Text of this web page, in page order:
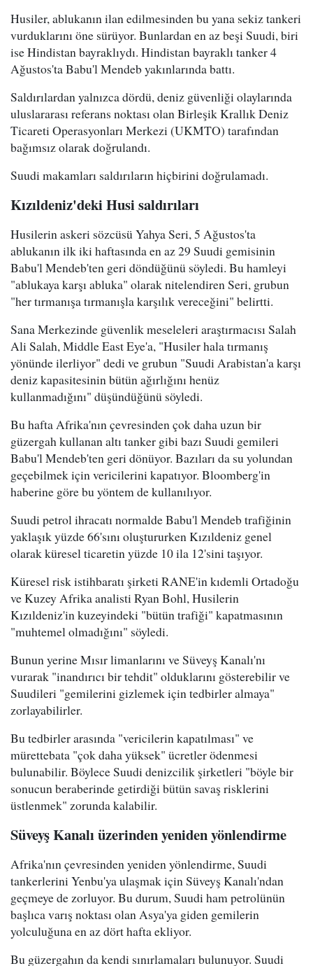
Husiler, ablukanın ilan edilmesinden bu yana sekiz tankeri
vurduklarını öne sürüyor. Bunlardan en az beşi Suudi, biri
ise Hindistan bayraklıydı. Hindistan bayraklı tanker 4
Ağustos'ta Babu'l Mendeb yakınlarında battı.
Saldırılardan yalnızca dördü, deniz güvenliği olaylarında
uluslararası referans noktası olan Birleşik Krallık Deniz
Ticareti Operasyonları Merkezi (UKMTO) tarafından
bağımsız olarak doğrulandı.
Suudi makamları saldırıların hiçbirini doğrulamadı.
Kızıldeniz'deki Husi saldırıları
Husilerin askeri sözcüsü Yahya Seri, 5 Ağustos'ta
ablukanın ilk iki haftasında en az 29 Suudi gemisinin
Babu'l Mendeb'ten geri döndüğünü söyledi. Bu hamleyi
"ablukaya karşı abluka" olarak nitelendiren Seri, grubun
"her tırmanışa tırmanışla karşılık vereceğini" belirtti.
Sana Merkezinde güvenlik meseleleri araştırmacısı Salah
Ali Salah, Middle East Eye'a, "Husiler hala tırmanış
yönünde ilerliyor" dedi ve grubun "Suudi Arabistan'a karşı
deniz kapasitesinin bütün ağırlığını henüz
kullanmadığını" düşündüğünü söyledi.
Bu hafta Afrika'nın çevresinden çok daha uzun bir
güzergah kullanan altı tanker gibi bazı Suudi gemileri
Babu'l Mendeb'ten geri dönüyor. Bazıları da su yolundan
geçebilmek için vericilerini kapatıyor. Bloomberg'in
haberine göre bu yöntem de kullanılıyor.
Suudi petrol ihracatı normalde Babu'l Mendeb trafiğinin
yaklaşık yüzde 66'sını oluştururken Kızıldeniz genel
olarak küresel ticaretin yüzde 10 ila 12'sini taşıyor.
Küresel risk istihbaratı şirketi RANE'in kıdemli Ortadoğu
ve Kuzey Afrika analisti Ryan Bohl, Husilerin
Kızıldeniz'in kuzeyindeki "bütün trafiği" kapatmasının
"muhtemel olmadığını" söyledi.
Bunun yerine Mısır limanlarını ve Süveyş Kanalı'nı
vurarak "inandırıcı bir tehdit" olduklarını gösterebilir ve
Suudileri "gemilerini gizlemek için tedbirler almaya"
zorlayabilirler.
Bu tedbirler arasında "vericilerin kapatılması" ve
mürettebata "çok daha yüksek" ücretler ödenmesi
bulunabilir. Böylece Suudi denizcilik şirketleri "böyle bir
sonucun beraberinde getirdiği bütün savaş risklerini
üstlenmek" zorunda kalabilir.
Süveyş Kanalı üzerinden yeniden yönlendirme
Afrika'nın çevresinden yeniden yönlendirme, Suudi
tankerlerini Yenbu'ya ulaşmak için Süveyş Kanalı'ndan
geçmeye de zorluyor. Bu durum, Suudi ham petrolünün
başlıca varış noktası olan Asya'ya giden gemilerin
yolculuğuna en az dört hafta ekliyor.
Bu güzergahın da kendi sınırlamaları bulunuyor. Suudi